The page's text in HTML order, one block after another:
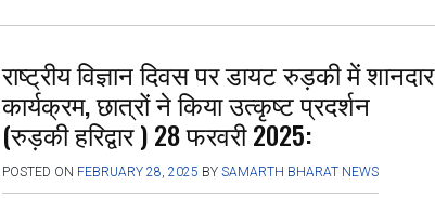
ce
b
o
o
k
tt
er
at
s
A
p
p
e
a
m
se
g
er
ar
राष्ट्रीय विज्ञान दिवस पर डायट रुड़की में शानदार
कार्यक्रम, छात्रों ने किया उत्कृष्ट प्रदर्शन
(रुड़की हरिद्वार ) 28 फरवरी 2025:
POSTED ON FEBRUARY 28, 2025 BY SAMARTH BHARAT NEWS